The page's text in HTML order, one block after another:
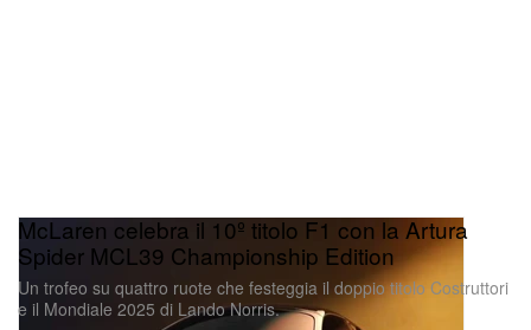
McLaren celebra il 10º titolo F1 con la Artura
Spider MCL39 Championship Edition
Un trofeo su quattro ruote che festeggia il doppio titolo Costruttori
e il Mondiale 2025 di Lando Norris.